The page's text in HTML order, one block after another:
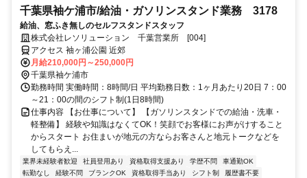
千葉県袖ケ浦市/給油・ガソリンスタンド業務 3178
給油、窓ふき無しのセルフスタンドスタッフ
株式会社レソリューション 千葉営業所 [004]
アクセス 袖ヶ浦公園 近郊
月給210,000円～250,000円
千葉県袖ケ浦市
勤務時間 実働時間：8時間/日 平均勤務日数：1ヶ月あたり20日 7：00
～21：00の間のシフト制(1日8時間)
仕事内容 【お仕事について】 【ガソリンスタンドでの給油・洗車・
軽整備】 経験や知識はなくてOK！笑顔でお客様にお声がけすること
からスタート お住まいが地元の方ならお客さんと地元トークなどを
してもらえ...
業界未経験者歓迎 社員登用あり 資格取得支援あり 学歴不問
車通勤OK
転勤なし
経験不問 ブランクOK 資格取得手当あり シフト制 履歴書不要